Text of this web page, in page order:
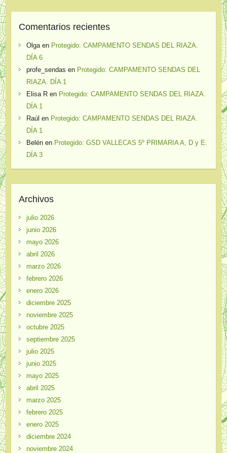
Comentarios recientes
Olgaen Protegido: CAMPAMENTO SENDAS DEL RIAZA.
DÍA 6
profe_sendas en Protegido: CAMPAMENTO SENDAS DEL
RIAZA. DÍA 1
Elisa Ren Protegido: CAMPAMENTO SENDAS DEL RIAZA.
DÍA 1
Raúl en Protegido: CAMPAMENTO SENDAS DEL RIAZA.
DÍA 1
Belénen Protegido: GSD VALLECAS 5º PRIMARIA A, D y E.
DÍA 3
Archivos
julio 2026
junio 2026
mayo 2026
abril 2026
marzo 2026
febrero 2026
enero 2026
diciembre 2025
noviembre 2025
octubre 2025
septiembre 2025
julio 2025
junio 2025
mayo 2025
abril 2025
marzo 2025
febrero 2025
enero 2025
diciembre 2024
noviembre 2024